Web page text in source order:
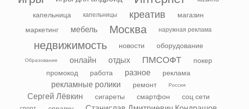
капельница
капельницы креатив
магазин
маркетинг
мебель Москва наружная реклама
недвижимость новости оборудование
Образование онлайн отдых ПМСОФТ
покер
промокод
работа разное реклама
рекламные ролики ремонт Россия
Сергей Лёвкин сигареты смартфон соц сети